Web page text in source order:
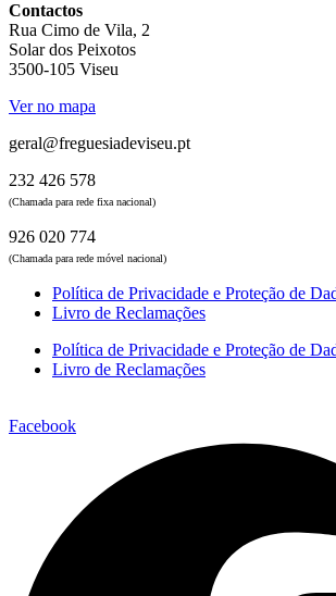
Contactos
Rua Cimo de Vila, 2
Solar dos Peixotos
3500-105 Viseu
Ver no mapa
geral@freguesiadeviseu.pt
232 426 578
(Chamada para rede fixa nacional)
926 020 774
(Chamada para rede móvel nacional)
Política de Privacidade e Proteção de
Livro de Reclamações
Política de Privacidade e Proteção de
Livro de Reclamações
Facebook